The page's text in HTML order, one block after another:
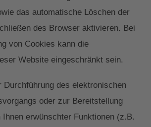
das automatische Löschen der
des Browser aktivieren. Bei
von Cookies kann die
Website eingeschränkt sein.
Durchführung des elektronischen
oder zur Bereitstellung
erwünschter Funktionen (z.B.